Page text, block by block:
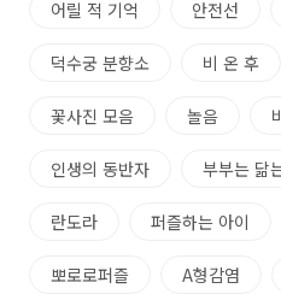
어릴 적 기억 안전선
덕수궁 분향소 비 온 후
꽃사진 모음 놀음
인생의 동반자 부부는 닮
란도라 퍼즐하는 아이
뽀로로퍼즐 A형감염